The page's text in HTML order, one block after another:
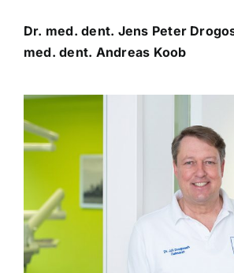
Dr. med. dent. Jens Peter
med. dent. Andreas Koob